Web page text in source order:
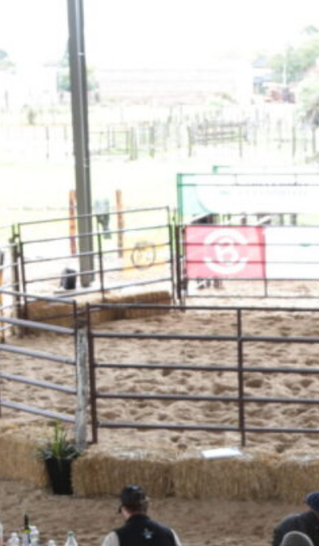
que no es fácil juntar más de
Las Colonias y de
expresó Alan Zbrun,
de Holando
para quienes buscan
para reproducción. En esta
toros seleccionados,
con altos niveles de
de los productores, que
tras año, la calidad sigue
cualquier pista del mundo”,
atendido por asesores
sobre la amplia
se acercaron al stand
en el marco de la